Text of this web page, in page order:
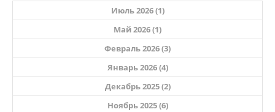
Июль 2026 (1)
Май 2026 (1)
Февраль 2026 (3)
Январь 2026 (4)
Декабрь 2025 (2)
Ноябрь 2025 (6)